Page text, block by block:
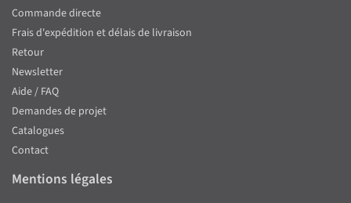
Commande directe
Frais d'expédition et délais de livraison
Retour
Newsletter
Aide / FAQ
Demandes de projet
Catalogues
Contact
Mentions légales